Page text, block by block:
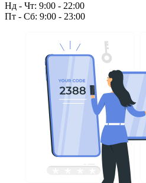
Нд - Чт: 9:00 - 22:00
Пт - Сб: 9:00 - 23:00